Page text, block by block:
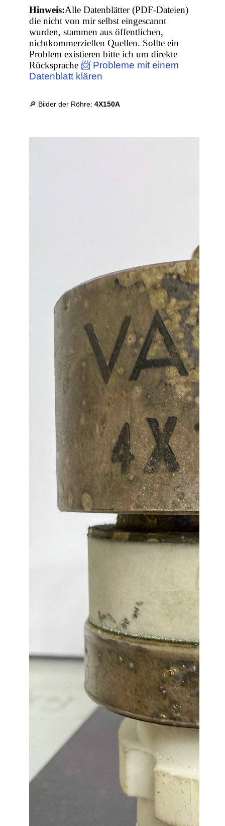
Hinweis:Alle Datenblätter (PDF-Dateien)
die nicht von mir selbst eingescannt
wurden, stammen aus öffentlichen,
nichtkommerziellen Quellen. Sollte ein
Problem existieren bitte ich um direkte
Rücksprache 📨 Probleme mit einem
Datenblatt klären
🔎 Bilder der Röhre:4X150A